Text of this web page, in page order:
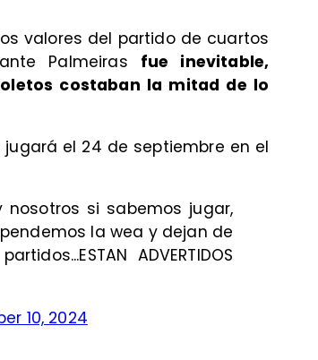
valores del partido de cuartos
Palmeiras fue inevitable,
costaban la mitad de lo
jugará el 24 de septiembre en el
si sabemos jugar,
la wea y dejan de
ADVERTIDOS
10, 2024